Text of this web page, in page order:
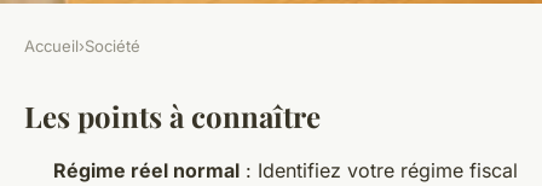
7 astuces pour simplifier votre
déclaration de TVA
Accueil›Société
Les points à connaître
Régime réel normal : Identifiez votre régime fiscal